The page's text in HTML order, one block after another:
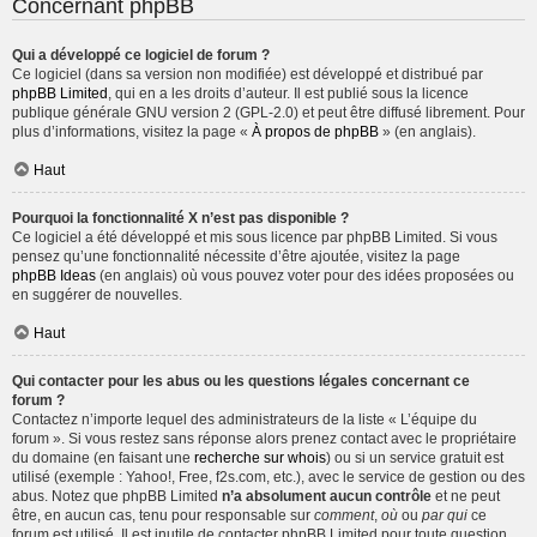
Concernant phpBB
Qui a développé ce logiciel de forum ?
Ce logiciel (dans sa version non modifiée) est développé et distribué par
phpBB Limited , qui en a les droits d’auteur. Il est publié sous la licence
publique générale GNU version 2 (GPL-2.0) et peut être diffusé librement. Pour
plus d’informations, visitez la page « À propos de phpBB » (en anglais).
Haut
Pourquoi la fonctionnalité X n’est pas disponible ?
Ce logiciel a été développé et mis sous licence par phpBB Limited. Si vous
pensez qu’une fonctionnalité nécessite d’être ajoutée, visitez la page
phpBB Ideas (en anglais) où vous pouvez voter pour des idées proposées ou
en suggérer de nouvelles.
Haut
Qui contacter pour les abus ou les questions légales concernant ce
forum ?
Contactez n’importe lequel des administrateurs de la liste « L’équipe du
forum ». Si vous restez sans réponse alors prenez contact avec le propriétaire
du domaine (en faisant une recherche sur whois) ou si un service gratuit est
utilisé (exemple : Yahoo!, Free, f2s.com, etc.), avec le service de gestion ou des
abus. Notez que phpBB Limited n’a absolument aucun contrôle et ne peut
être, en aucun cas, tenu pour responsable sur comment, où ou par qui ce